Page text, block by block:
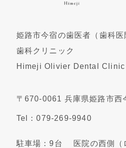
姫路市今宿の歯医者（歯科
歯科クリニック
Himeji Olivier Dental Clinic
〒670-0061 兵庫県姫路市西
Tel：079-269-9940
駐車場：9台 医院の西側（